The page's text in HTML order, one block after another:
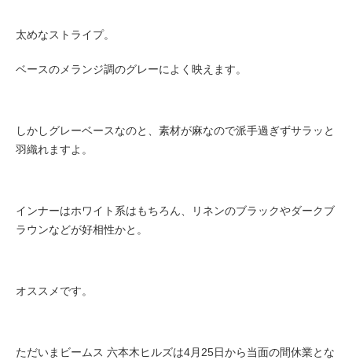
太めなストライプ。
ベースのメランジ調のグレーによく映えます。
しかしグレーベースなのと、素材が麻なので派手過ぎずサラッと
羽織れますよ。
インナーはホワイト系はもちろん、リネンのブラックやダークブ
ラウンなどが好相性かと。
オススメです。
ただいまビームス 六本木ヒルズは4月25日から当面の間休業とな